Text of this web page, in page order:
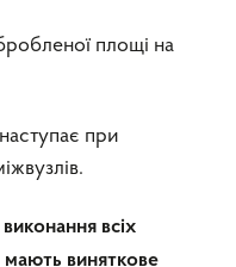
площі на
при
всіх
мають виняткове